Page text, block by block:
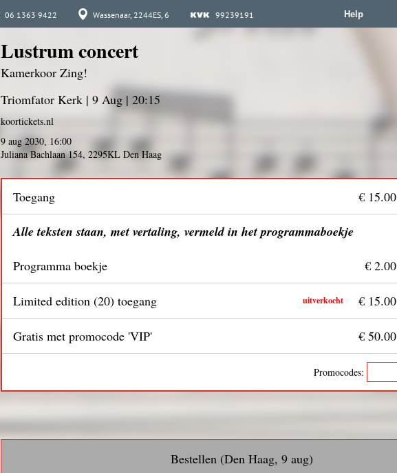
06 1363 9422 Wassenaar, 2244ES, 6 99239191 Help
Lustrum concert
Kamerkoor Zing!
Triomfator Kerk | 9 Aug | 20:15
koortickets.nl
9 aug 2030 16:00
Juliana Bachlaan 154, 2295KL Den Haag
Toegang € 15.00
Alle teksten staan, met vertaling, vermeld in het programmaboekje
Programma boekje € 2.00
Limited edition (20) toegang uitverkocht € 15.00
Gratis met promocode 'VIP' € 50.00
Promocodes:
Bestellen (Den Haag, 9 aug)